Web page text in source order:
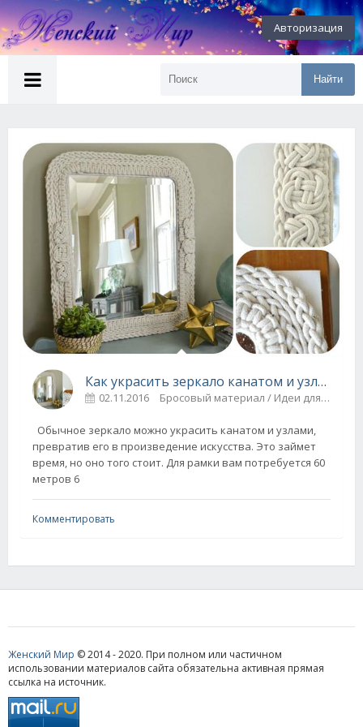
Авторизация
Найти
Как украсить зеркало канатом и узлами?
02.11.2016 Бросовый материал / Идеи для дома
Обычное зеркало можно украсить канатом и узлами,
превратив его в произведение искусства. Это займет
время, но оно того стоит. Для рамки вам потребуется 60
метров 6
Комментировать
Женский Мир © 2014 - 2020. При полном или частичном
использовании материалов сайта обязательна активная прямая
ссылка на источник.